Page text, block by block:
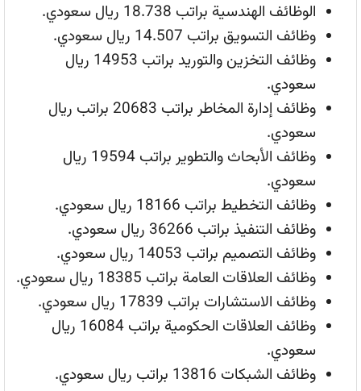
الوظائف الهندسية براتب 18.738 ريال سعودي.
وظائف التسويق براتب 14.507 ريال سعودي.
وظائف التخزين والتوريد براتب 14953 ريال
سعودي.
وظائف إدارة المخاطر براتب 20683 براتب ريال
سعودي.
وظائف الأبحاث والتطوير براتب 19594 ريال
سعودي.
وظائف التخطيط براتب 18166 ريال سعودي.
وظائف التنفيذ براتب 36266 ريال سعودي.
وظائف التصميم براتب 14053 ريال سعودي.
وظائف العلاقات العامة براتب 18385 ريال سعودي.
وظائف الاستشارات براتب 17839 ريال سعودي.
وظائف العلاقات الحكومية براتب 16084 ريال
سعودي.
وظائف الشبكات 13816 براتب ريال سعودي.